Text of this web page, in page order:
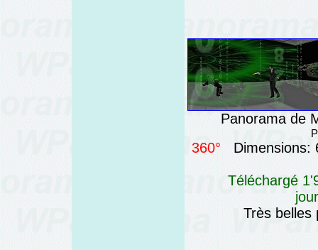
Panorama de
360° Dimensions:
Téléchargé
Très belles